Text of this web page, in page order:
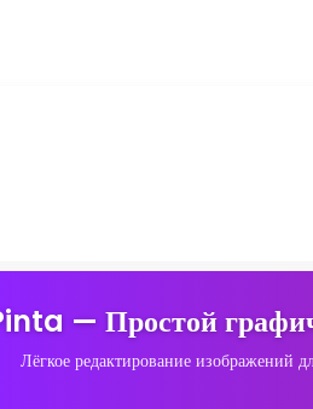
— Простой
Лёгкое редактирование изображений